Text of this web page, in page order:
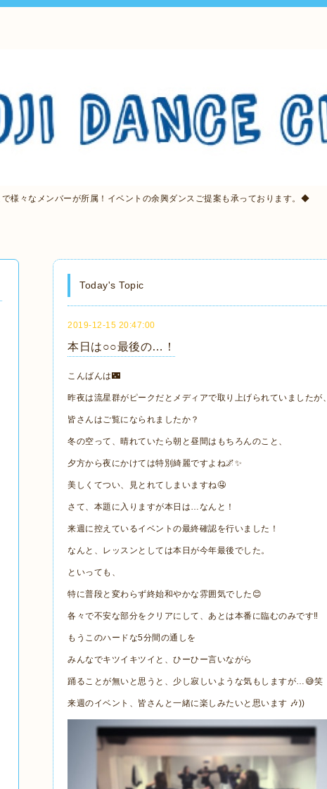
様々なメンバーが所属！イベントの余興ダンスご提案も承っております。◆
Today's Topic
2019-12-15 20:47:00
本日は○○最後の…！
こんばんは🌃
昨夜は流星群がピークだとメディアで取り上げられていましたが、
皆さんはご覧になられましたか？
冬の空って、晴れていたら朝と昼間はもちろんのこと、
夕方から夜にかけては特別綺麗ですよね🌌✨
美しくてつい、見とれてしまいますね🤤
さて、本題に入りますが本日は…なんと！
来週に控えているイベントの最終確認を行いました！
なんと、レッスンとしては本日が今年最後でした。
といっても、
特に普段と変わらず終始和やかな雰囲気でした😊
各々で不安な部分をクリアにして、あとは本番に臨むのみです‼️
もうこのハードな5分間の通しを
みんなでキツイキツイと、ひーひー言いながら
踊ることが無いと思うと、少し寂しいような気もしますが…😅笑
来週のイベント、皆さんと一緒に楽しみたいと思います 🎶))